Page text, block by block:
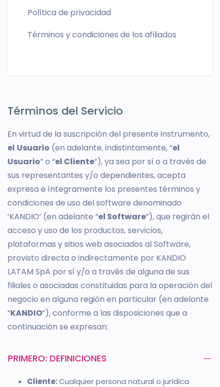
Política de privacidad
Términos y condiciones de los afiliados
Términos del Servicio
En virtud de la suscripción del presente instrumento,
el Usuario (en adelante, indistintamente, “el
Usuario” o “el Cliente”), ya sea por sí o a través de
sus representantes y/o dependientes, acepta
expresa e íntegramente los presentes términos y
condiciones de uso del software denominado
‘KANDIO’ (en adelante “el Software”), que regirán el
acceso y uso de los productos, servicios,
plataformas y sitios web asociados al Software,
provisto directa o indirectamente por KANDIO
LATAM SpA por sí y/o a través de alguna de sus
filiales o asociadas constituidas para la operación del
negocio en alguna región en particular (en adelante
“KANDIO”), conforme a las disposiciones que a
continuación se expresan:
PRIMERO: DEFINICIONES
Cliente:Cualquier persona natural o jurídica